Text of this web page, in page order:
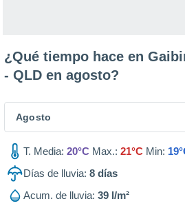
¿Qué tiempo hace en
- QLD en agosto?
Agosto
T. Media: 20°C Max.: 21°C Min:
Días de lluvia: 8 días
Acum. de lluvia: 39 l/m²